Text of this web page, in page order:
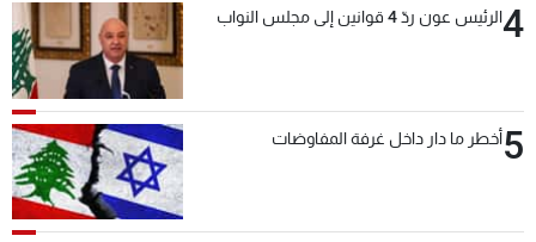
4الرئيس عون ردّ 4 قوانين إلى مجلس النواب
5أخطر ما دار داخل غرفة المفاوضات